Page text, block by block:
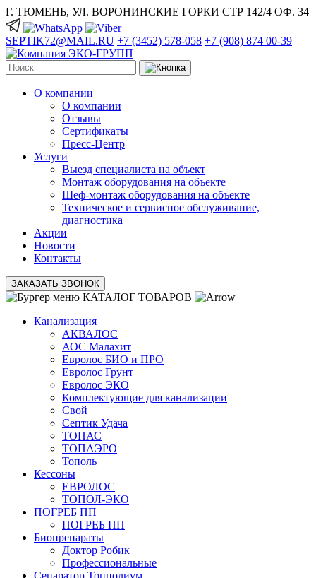
Г. ТЮМЕНЬ, УЛ. ВОРОНИНСКИЕ ГОРКИ СТР 142/4 ОФ. 34
SEPTIK72@MAIL.RU +7 (3452) 578-058 +7 (908) 874 00-39
О компании
О компании
Отзывы
Сертификаты
Пресс-Центр
Услуги
Выезд специалиста на объект
Монтаж оборудования на объекте
Шеф-монтаж оборудования на объекте
Техническое и сервисное обслуживание,
диагностика
Акции
Новости
Контакты
ЗАКАЗАТЬ ЗВОНОК
КАТАЛОГ ТОВАРОВ
Канализация
АКВАЛОС
АОС Малахит
Евролос БИО и ПРО
Евролос Грунт
Евролос ЭКО
Комплектующие для канализации
Свой
Септик Удача
ТОПАС
ТОПАЭРО
Тополь
Кессоны
ЕВРОЛОС
ТОПОЛ-ЭКО
ПОГРЕБ ПП
ПОГРЕБ ПП
Биопрепараты
Доктор Робик
Профессиональные
Сепаратор Топполиум